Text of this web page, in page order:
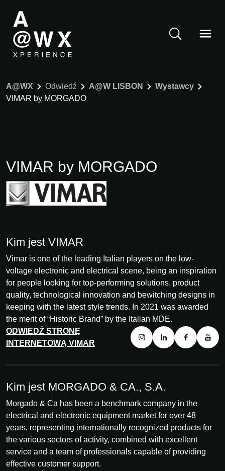
A@WX Odwiedź A@W LISBON
Wystawcy
VIMAR by MORGADO
VIMAR by MORGADO
Kim jest VIMAR
Vimar is one of the leading Italian players on the low-
voltage electronic and electrical scene, being an inspiration
for people looking for top-performing solutions, product
quality, technological innovation and bewitching designs in
keeping with the latest style trends. In 2021 was awarded
the merit of “Historic Brand” by the Italian MDE.
ODWIEDŹ STRONĘ
INTERNETOWĄ VIMAR
Kim jest MORGADO & CA., S.A.
Morgado & Ca has been a benchmark company in the
electrical and electronic equipment market for over 48
years, representing internationally recognized products for
the various sectors of activity, combined with excellent
service and a team of professionals capable of providing
effective customer support.